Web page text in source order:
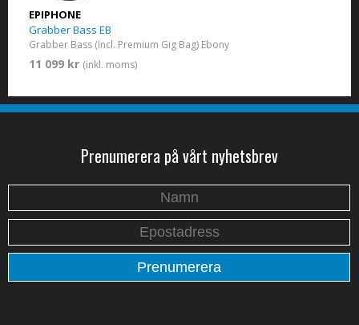
EPIPHONE
Grabber Bass EB
Grabber Bass (Incl. Premium Gig Bag) Ebony
11 099 kr (inkl. moms)
Prenumerera på vårt nyhetsbrev